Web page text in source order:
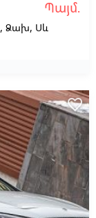
Պայմ.
Ձախ, Սև
favorite_border